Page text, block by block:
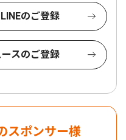
のご登録
スのご登録
スポンサー様